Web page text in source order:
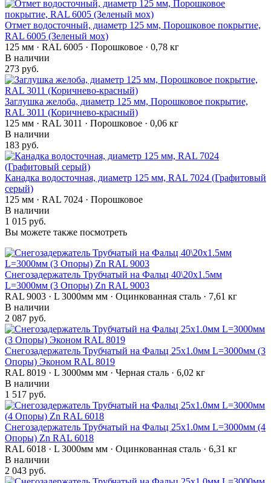
Отмет водосточный, диаметр 125 мм, Порошковое покрытие,
RAL 6005 (Зеленый мох)
125 мм · RAL 6005 · Порошковое · 0,78 кг
В наличии
273 руб.
Заглушка желоба, диаметр 125 мм, Порошковое покрытие,
RAL 3011 (Коричнево-красный)
125 мм · RAL 3011 · Порошковое · 0,06 кг
В наличии
183 руб.
Канадка водосточная, диаметр 125 мм, RAL 7024 (Графитовый
серый)
125 мм · RAL 7024 · Порошковое
В наличии
1 015 руб.
Вы можете также посмотреть
Снегозадержатель Трубчатый на Фальц 40\20х1.5мм
L=3000мм (3 Опоры) Zn RAL 9003
RAL 9003 · L 3000мм мм · Оцинкованная сталь · 7,61 кг
В наличии
2 087 руб.
Снегозадержатель Трубчатый на Фальц 25х1.0мм L=3000мм (3
Опоры) Эконом RAL 8019
RAL 8019 · L 3000мм мм · Черная сталь · 6,02 кг
В наличии
1 517 руб.
Снегозадержатель Трубчатый на Фальц 25х1.0мм L=3000мм (4
Опоры) Zn RAL 6018
RAL 6018 · L 3000мм мм · Оцинкованная сталь · 6,31 кг
В наличии
2 043 руб.